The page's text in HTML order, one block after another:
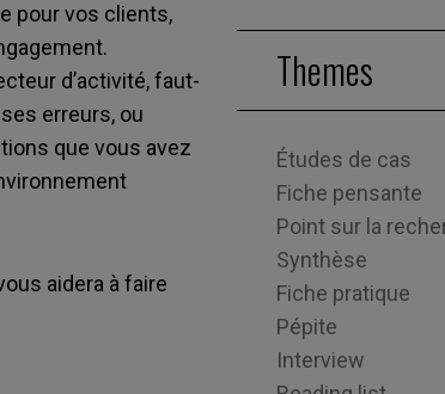
pour vos clients,
d’activité, faut-
erreurs, ou
que vous avez
aidera à faire
Themes
Études de cas
Fiche pensante
Point sur la
Synthèse
Fiche pratique
Pépite
Interview